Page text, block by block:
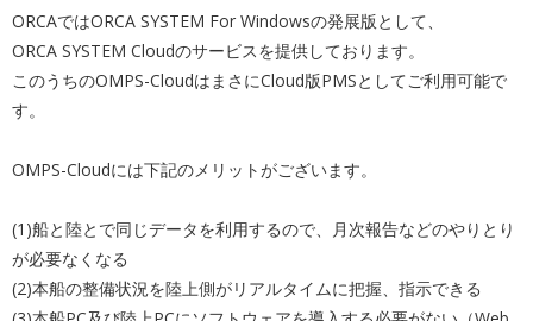
ORCAではORCA SYSTEM For Windowsの発展版として、
ORCA SYSTEM Cloudのサービスを提供しております。
このうちのOMPS-CloudはまさにCloud版PMSとしてご利用可能で
す。
OMPS-Cloudには下記のメリットがございます。
(1)船と陸とで同じデータを利用するので、月次報告などのやり とり
が必要なくなる
(2)本船の整備状況を陸上側がリアルタイムに把握、指示できる